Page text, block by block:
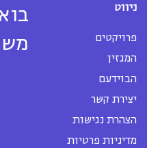
ניווט
פרויקטים
המגזין
הבוידעם
יצירת קשר
הצהרת נגישות
מדיניות פרטיות